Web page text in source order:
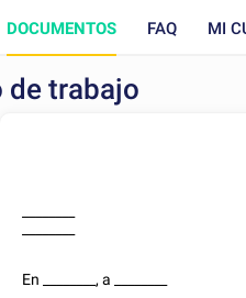
DOCUMENTOS FAQ MI
de trabajo
En , a